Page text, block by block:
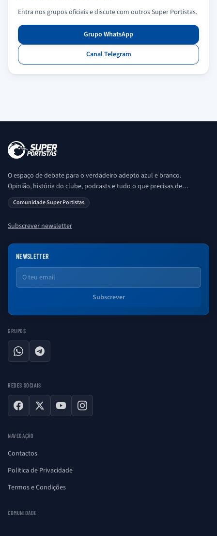
Entra nos grupos oficiais e discute com outros Super Portistas.
Grupo WhatsApp
Canal Telegram
O espaço de debate para o verdadeiro adepto azul e branco.
Opinião, história do clube, podcasts e tudo o que precisas de
saber sobre o universo Porto. Ser Porto é aqui!
Comunidade Super Portistas
Subscrever newsletter
NEWSLETTER
Email
Subscrever
GRUPOS
WhatsAppTelegram
REDES SOCIAIS
Facebook
X YouTubeInstagram
NAVEGAÇÃO
Contactos
Politica de Privacidade
Termos e Condições
COMUNIDADE